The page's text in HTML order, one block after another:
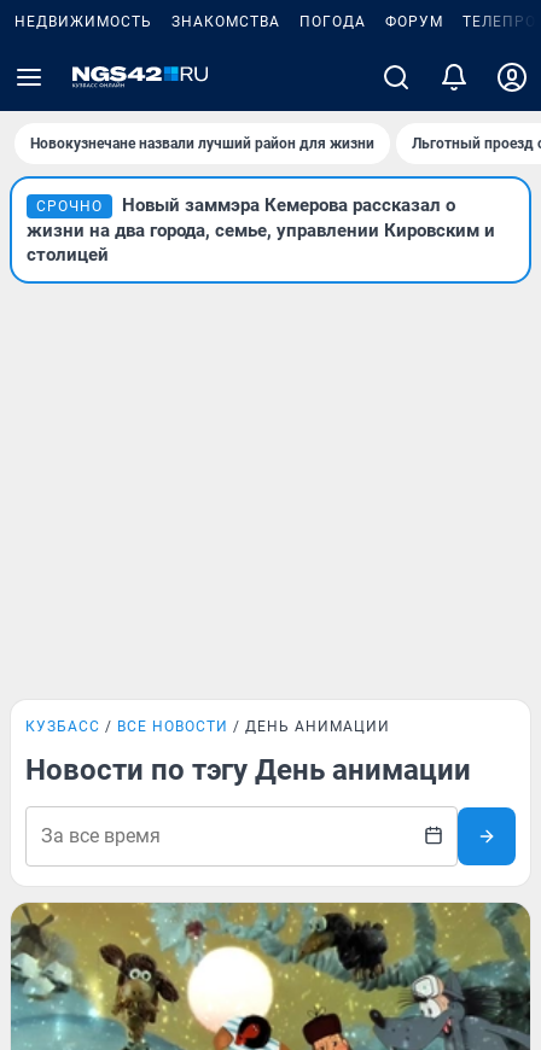
НЕДВИЖИМОСТЬ ЗНАКОМСТВА ПОГОДА ФОРУМ
Новокузнечане назвали лучший район для жизни Льготный проезд
СРОЧНО
Новый заммэра Кемерова рассказал о
жизни на два города, семье, управлении Кировским и
столицей
КУЗБАСС ВСЕ НОВОСТИ ДЕНЬ АНИМАЦИИ
Новости по тэгу День анимации